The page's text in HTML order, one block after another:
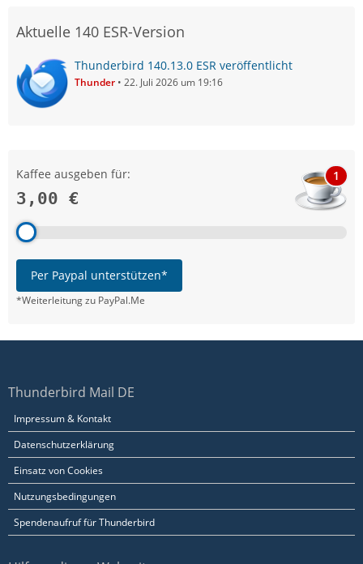
Aktuelle 140 ESR-Version
Thunderbird 140.13.0 ESR veröffentlicht
Thunder 22. Juli 2026 um 19:16
Kaffee ausgeben für:
3,00 €
1
Per Paypal unterstützen*
*Weiterleitung zu PayPal.Me
Thunderbird Mail DE
Impressum & Kontakt
Datenschutzerklärung
Einsatz von Cookies
Nutzungsbedingungen
Spendenaufruf für Thunderbird